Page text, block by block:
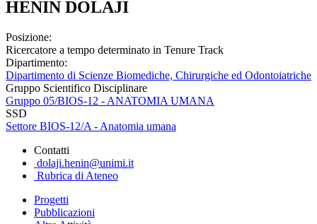
HENIN DOLAJI
Posizione:
Ricercatore a tempo determinato in Tenure Track
Dipartimento:
Dipartimento di Scienze Biomediche, Chirurgiche ed Odontoiatriche
Gruppo Scientifico Disciplinare
Gruppo 05/BIOS-12 - ANATOMIA UMANA
SSD
Settore BIOS-12/A - Anatomia umana
Contatti
dolaji.henin@unimi.it
Rubrica di Ateneo
Progetti
Pubblicazioni